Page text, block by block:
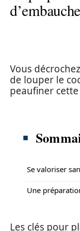
d’embauche
Vous
de louper le
peaufiner
Se valoriser
Une
Les clés pour